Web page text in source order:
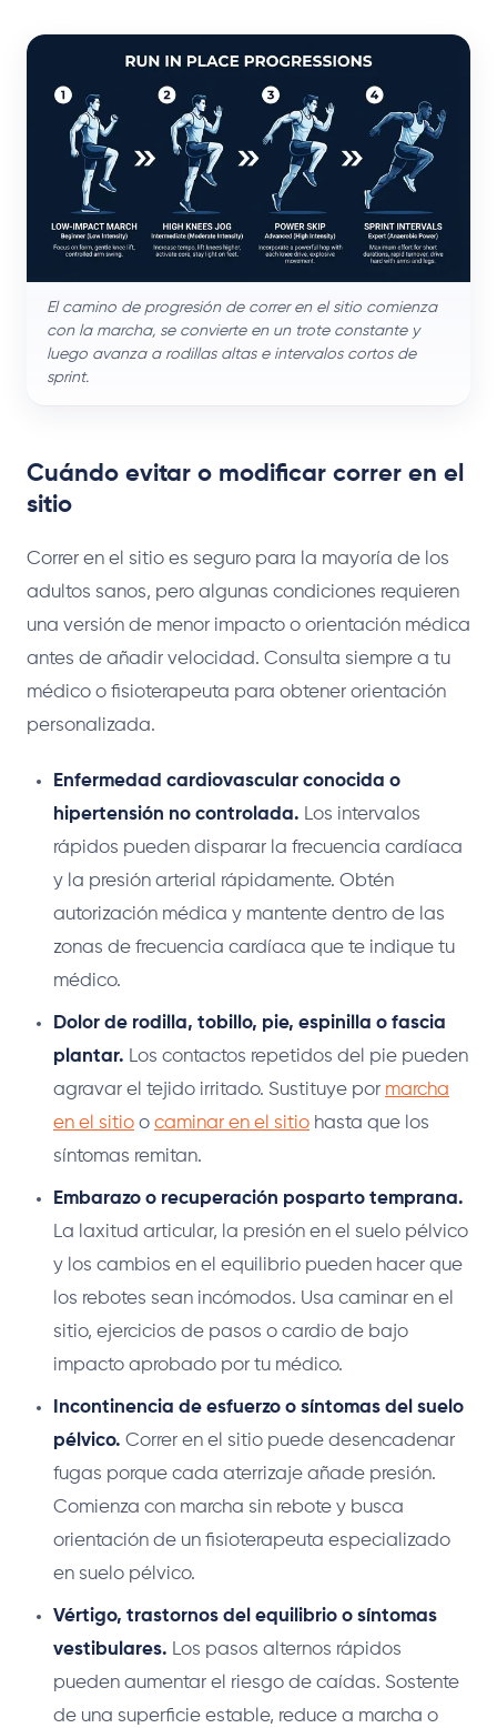
El camino de progresión de correr en el sitio comienza
con la marcha, se convierte en un trote constante y
luego avanza a rodillas altas e intervalos cortos de
sprint.
Cuándo evitar o modificar correr en el
sitio
Correr en el sitio es seguro para la mayoría de los
adultos sanos, pero algunas condiciones requieren
una versión de menor impacto o orientación médica
antes de añadir velocidad. Consulta siempre a tu
médico o fisioterapeuta para obtener orientación
personalizada.
Enfermedad cardiovascular conocida o
hipertensión no controlada. Los intervalos
rápidos pueden disparar la frecuencia cardíaca
y la presión arterial rápidamente. Obtén
autorización médica y mantente dentro de las
zonas de frecuencia cardíaca que te indique tu
médico.
Dolor de rodilla, tobillo, pie, espinilla o fascia
plantar. Los contactos repetidos del pie pueden
agravar el tejido irritado. Sustituye por marcha
en el sitio o caminar en el sitio hasta que los
síntomas remitan.
Embarazo o recuperación posparto temprana.
La laxitud articular, la presión en el suelo pélvico
y los cambios en el equilibrio pueden hacer que
los rebotes sean incómodos. Usa caminar en el
sitio, ejercicios de pasos o cardio de bajo
impacto aprobado por tu médico.
Incontinencia de esfuerzo o síntomas del suelo
pélvico. Correr en el sitio puede desencadenar
fugas porque cada aterrizaje añade presión.
Comienza con marcha sin rebote y busca
orientación de un fisioterapeuta especializado
en suelo pélvico.
Vértigo, trastornos del equilibrio o síntomas
vestibulares. Los pasos alternos rápidos
pueden aumentar el riesgo de caídas. Sostente
de una superficie estable, reduce a marcha o